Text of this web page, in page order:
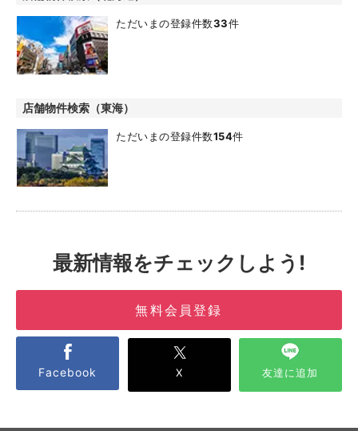
ただいまの登録件数33件
店舗物件検索（東海）
ただいまの登録件数154件
最新情報をチェックしよう!
無料会員登録
Facebook X 友達に追加